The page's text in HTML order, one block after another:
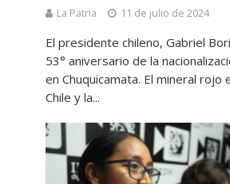
La Patria 11 de julio de 2024
El presidente chileno, Gabriel
53° aniversario de la
en Chuquicamata. El mineral rojo
Chile y la...